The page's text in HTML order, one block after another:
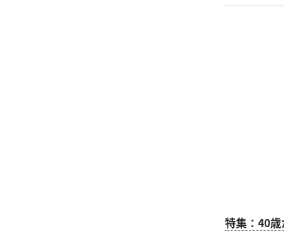
特集：40歳